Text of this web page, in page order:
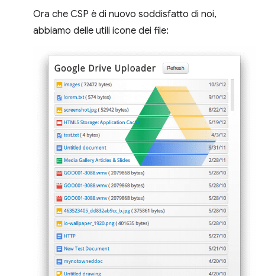
Ora che CSP è di nuovo soddisfatto di noi,
abbiamo delle utili icone dei file: